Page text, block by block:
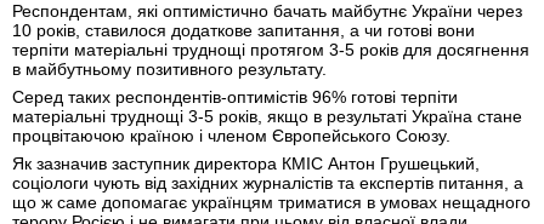
Респондентам, які оптимістично бачать майбутнє України через
10 років, ставилося додаткове запитання, а чи готові вони
терпіти матеріальні труднощі протягом 3-5 років для досягнення
в майбутньому позитивного результату.
Серед таких респондентів-оптимістів 96% готові терпіти
матеріальні труднощі 3-5 років, якщо в результаті Україна стане
процвітаючою країною і членом Європейського Союзу.
Як зазначив заступник директора КМІС Антон Грушецький,
соціологи чують від західних журналістів та експертів питання, а
що ж саме допомагає українцям триматися в умовах нещадного